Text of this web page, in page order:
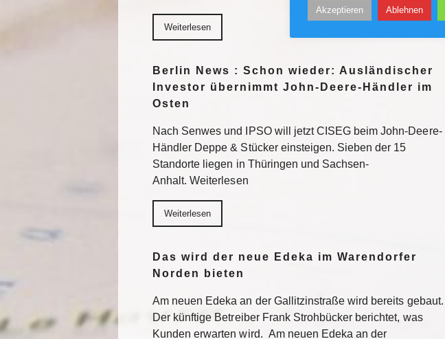
Weiterlesen
Berlin News : Schon wieder: Ausländischer
Investor übernimmt John-Deere-Händler im
Osten
Nach Senwes und IPSO will jetzt CISEG beim John-Deere-
Händler Deppe & Stücker einsteigen. Sieben der 15
Standorte liegen in Thüringen und Sachsen-
Anhalt. Weiterlesen
Weiterlesen
Das wird der neue Edeka im Warendorfer
Norden bieten
Am neuen Edeka an der Gallitzinstraße wird bereits gebaut.
Der künftige Betreiber Frank Strohbücker berichtet, was
Kunden erwarten wird. Am neuen Edeka an der
Akzeptieren Ablehnen